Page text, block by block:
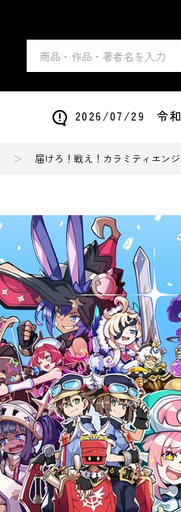
2026/07/29 令和8
届けろ！戦え！カラミティエン